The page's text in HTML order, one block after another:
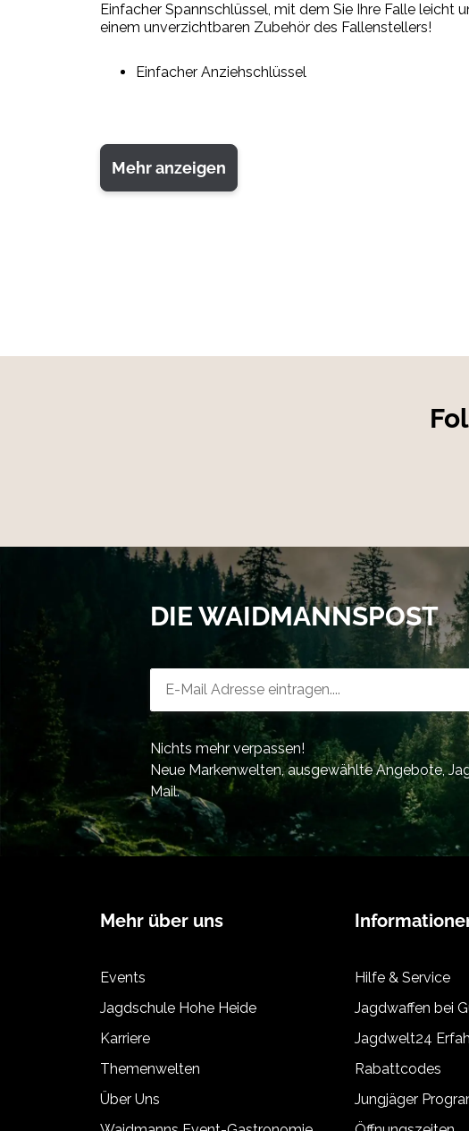
Einfacher Spannschlüssel, mit dem Sie Ihre Falle leicht
einem unverzichtbaren Zubehör des Fallenstellers!
Einfacher Anziehschlüssel
Mehr anzeigen
DIE WAIDMANNSPOST
Nichts mehr verpassen!
Neue Markenwelten, ausgewählte Angebote,
Mail.
Mehr über uns
Events
Jagdschule Hohe Heide
Karriere
Themenwelten
Über Uns
Hilfe & Service
Jagdwaffen bei
Jagdwelt24
Rabattcodes
Jungjäger